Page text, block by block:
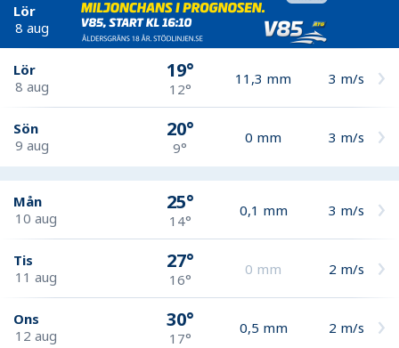
Lör
8 aug
Lör
8 aug
19°
12°
11,3 mm 3 m/s
Sön
9 aug
20°
9°
0 mm 3 m/s
Mån
10 aug
25°
14°
0,1 mm 3 m/s
Tis
11 aug
27°
16°
0 mm 2 m/s
Ons
12 aug
30°
17°
0,5 mm 2 m/s